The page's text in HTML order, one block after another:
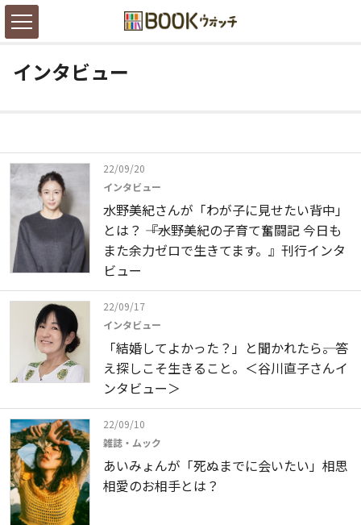
インタビュー
22/09/20
インタビュー
水野美紀さんが「わが子に見せたい背中」
とは？ ――『水野美紀の子育て奮闘記 今日も
また余力ゼロで生きてます。』刊行インタ
ビュー
22/09/17
インタビュー
「結婚してよかった？」と聞かれたら――。答
え探しこそ生きること。＜谷川直子さんイ
ンタビュー＞
22/09/10
雑誌・ムック
あいみょんが「死ぬまでに会いたい」相思
相愛のお相手とは？